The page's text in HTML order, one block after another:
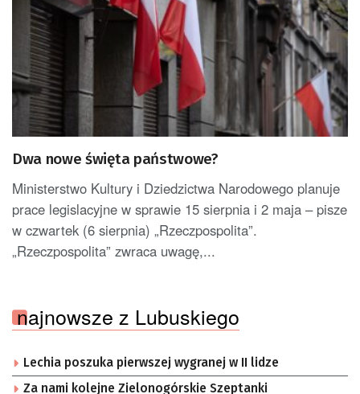
Dwa nowe święta państwowe?
Ministerstwo Kultury i Dziedzictwa Narodowego planuje
prace legislacyjne w sprawie 15 sierpnia i 2 maja – pisze
w czwartek (6 sierpnia) „Rzeczpospolita”.
„Rzeczpospolita” zwraca uwagę,...
najnowsze z Lubuskiego
Lechia poszuka pierwszej wygranej w II lidze
Za nami kolejne Zielonogórskie Szeptanki